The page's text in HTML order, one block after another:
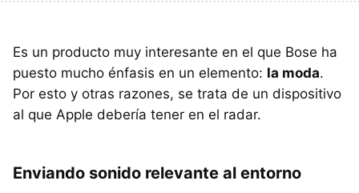
Es un producto muy interesante en el que Bose ha
puesto mucho énfasis en un elemento: la moda.
Por esto y otras razones, se trata de un dispositivo
al que Apple debería tener en el radar.
Enviando sonido relevante al entorno